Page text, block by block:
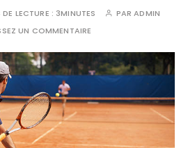
DE LECTURE : 3MINUTES PARADMIN
UN COMMENTAIRE